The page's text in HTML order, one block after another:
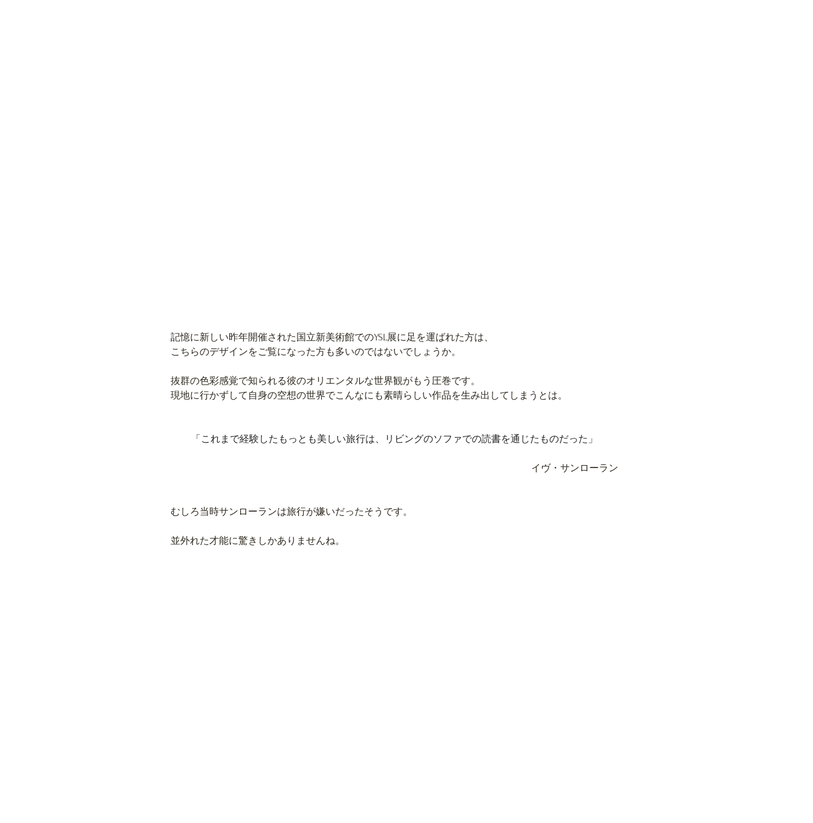
記憶に新しい昨年開催された国立新美術館でのYSL展に足を運ばれた方は、
こちらのデザインをご覧になった方も多いのではないでしょうか。
抜群の色彩感覚で知られる彼のオリエンタルな世界観がもう圧巻です。
現地に行かずして自身の空想の世界でこんなにも素晴らしい作品を生み出してしまうとは。
「これまで経験したもっとも美しい旅行は、リビングのソファでの読書を通じたものだった」
イヴ・サンローラン
むしろ当時サンローランは旅行が嫌いだったそうです。
並外れた才能に驚きしかありませんね。